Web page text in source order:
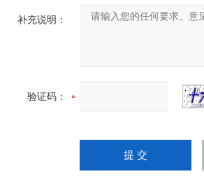
补充说明：
验证码：